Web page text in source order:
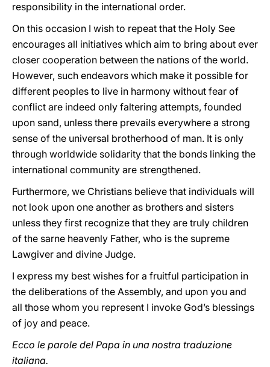
responsibility in the international order.
On this occasion I wish to repeat that the Holy See
encourages all initiatives which aim to bring about ever
closer cooperation between the nations of the world.
However, such endeavors which make it possible for
different peoples to live in harmony without fear of
conflict are indeed only faltering attempts, founded
upon sand, unless there prevails everywhere a strong
sense of the universal brotherhood of man. It is only
through worldwide solidarity that the bonds linking the
international community are strengthened.
Furthermore, we Christians believe that individuals will
not look upon one another as brothers and sisters
unless they first recognize that they are truly children
of the sarne heavenly Father, who is the supreme
Lawgiver and divine Judge.
I express my best wishes for a fruitful participation in
the deliberations of the Assembly, and upon you and
all those whom you represent I invoke God’s blessings
of joy and peace.
Ecco le parole del Papa in una nostra traduzione
italiana.